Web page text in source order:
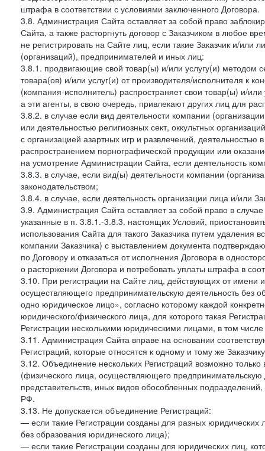
штрафа в соответствии с условиями заключенного Договора.
3.8. Администрация Сайта оставляет за собой право
Сайта, а также расторгнуть договор с Заказчиком в любое
не регистрировать на Сайте лиц, если такие Заказчик и/
(организаций), предпринимателей и иных лиц:
3.8.1. продвигающие свой товар(ы) и/или услугу(и) методом
товара(ов) и/или услуг(и) от производителя/исполнителя к
(компания-исполнитель) распространяет свои товар(ы) и/
а эти агенты, в свою очередь, привлекают других лиц для
3.8.2. в случае если вид деятельности компании
или деятельностью религиозных сект, оккультных
с организацией азартных игр и развлечений,
распространением порнографической продукции или
на усмотрение Администрации Сайта, если деятельность
3.8.3. в случае, если вид(ы) деятельности компании
законодательством;
3.8.4. в случае, если деятельность организации лица и/или
3.9. Администрация Сайта оставляет за собой право в
указанные в п. 3.8.1.-3.8.3. настоящих Условий,
использования Сайта для такого Заказчика путем
компании Заказчика) с выставлением документа
по Договору и отказаться от исполнения Договора в
о расторжении Договора и потребовать уплаты штрафа в
3.10. При регистрации на Сайте лиц, действующих от имени
осуществляющего предпринимательскую деятельность без
одно юридическое лицо», согласно которому каждой
юридического/физического лица, для которого такая
Регистрации несколькими юридическими лицами, в том
3.11. Администрация Сайта вправе на основании
Регистраций, которые относятся к одному и тому же
3.12. Объединение нескольких Регистраций возможно
(физического лица, осуществляющего
представительств, иных видов обособленных
РФ.
3.13. Не допускается объединение Регистраций:
— если такие Регистрации созданы для разных
без образования юридического лица);
— если такие Регистрации созданы для юридических лиц,